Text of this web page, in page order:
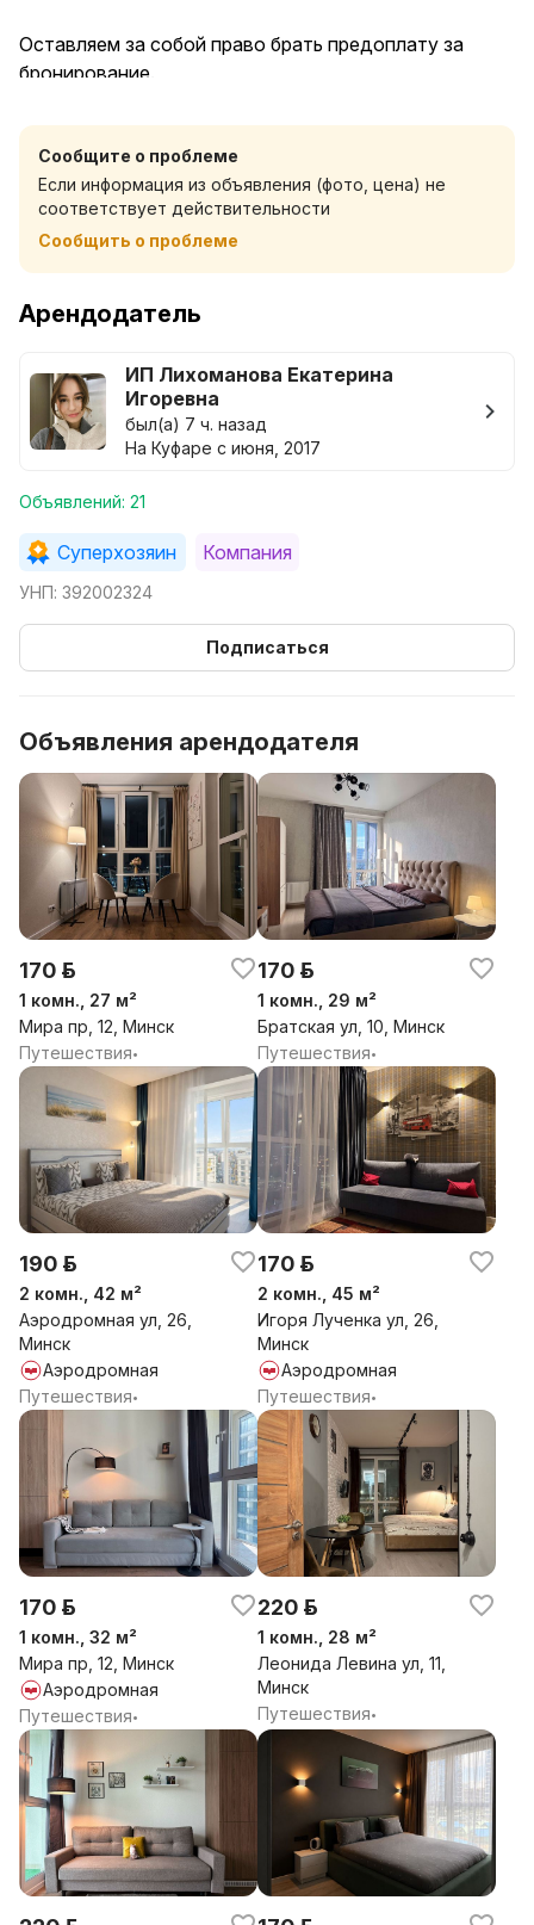
Оставляем за собой право брать предоплату за
бронирование.
возвращается.
Цена зависит от спроса, дня недели, праздничных
дней. Актуальная стоимость отображается в заявке,
будьте внимательны.
Сообщите о проблеме
Если информация из объявления (фото, цена) не
соответствует действительности
Сообщить о проблеме
Арендодатель
ИП Лихоманова Екатерина
Игоревна
был(а) 7 ч. назад
На Куфаре с июня, 2017
Объявлений: 21
Суперхозяин Компания
УНП: 392002324
Подписаться
Объявления арендодателя
170 р.
1 комн., 27 м²
Мира пр, 12, Минск
Путешествия•
170 р.
1 комн., 29 м²
Братская ул, 10, Минск
Путешествия•
190 р.
2 комн., 42 м²
Аэродромная ул, 26,
Минск
Аэродромная
Путешествия•
170 р.
2 комн., 45 м²
Игоря Лученка ул, 26,
Минск
Аэродромная
Путешествия•
170 р.
1 комн., 32 м²
Мира пр, 12, Минск
Аэродромная
Путешествия•
220 р.
1 комн., 28 м²
Леонида Левина ул, 11,
Минск
Путешествия•